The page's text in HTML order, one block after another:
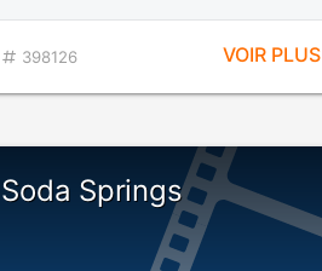
398126 VOIR PLUS
Soda Springs